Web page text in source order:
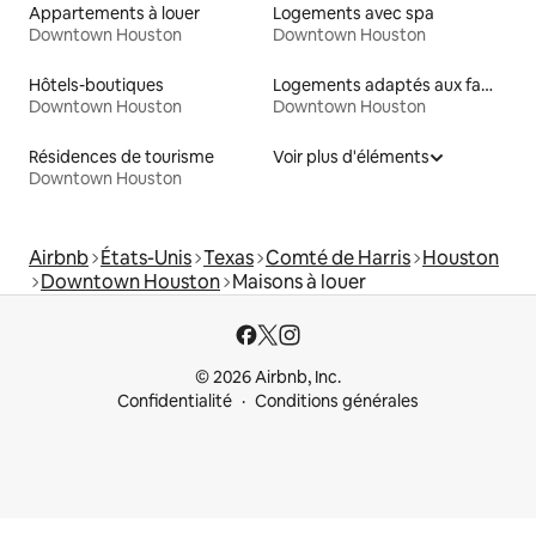
Appartements à louer
Downtown Houston
Logements avec spa
Downtown Houston
Hôtels-boutiques
Downtown Houston
Logements adaptés aux familles à louer
Downtown Houston
Résidences de tourisme
Downtown Houston
Voir plus d'éléments
Airbnb États-Unis Texas Comté de Harris Houston
Downtown Houston Maisons à louer
© 2026 Airbnb, Inc.
Confidentialité
Conditions générales